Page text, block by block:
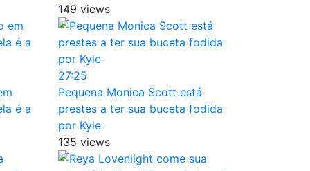
149 views
é a
27:25
Pequena Monica Scott está
prestes a ter sua buceta fodida
por Kyle
135 views